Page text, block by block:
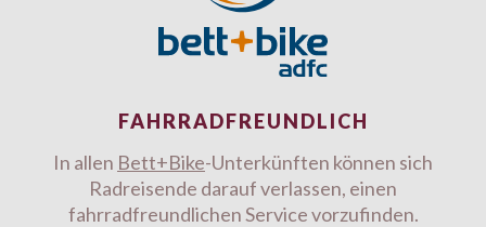
FAHRRADFREUNDLICH
In allen Bett+Bike-Unterkünften können sich
Radreisende darauf verlassen, einen
fahrradfreundlichen Service vorzufinden.